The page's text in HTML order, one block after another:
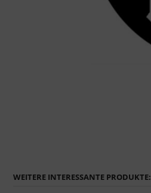
WEITERE INTERESSANTE PRODUKTE: